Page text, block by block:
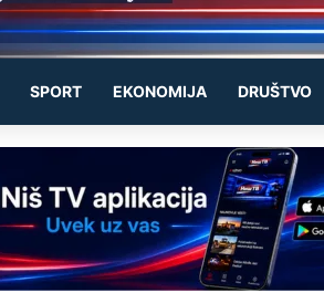
SPORT EKONOMIJA DRUŠTVO